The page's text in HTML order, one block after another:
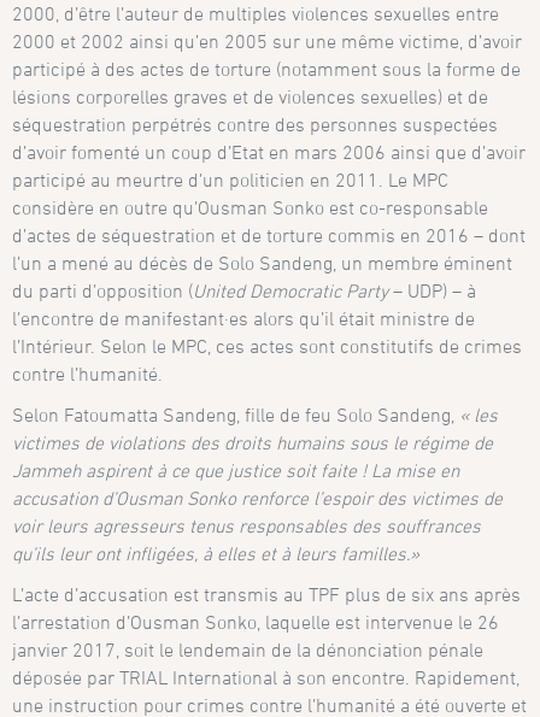
2000, d’être l’auteur de multiples violences sexuelles entre
2000 et 2002 ainsi qu’en 2005 sur une même victime, d’avoir
participé à des actes de torture (notamment sous la forme de
lésions corporelles graves et de violences sexuelles) et de
séquestration perpétrés contre des personnes suspectées
d’avoir fomenté un coup d’Etat en mars 2006 ainsi que d’avoir
participé au meurtre d’un politicien en 2011. Le MPC
considère en outre qu’Ousman Sonko est co-responsable
d’actes de séquestration et de torture commis en 2016 – dont
l’un a mené au décès de Solo Sandeng, un membre éminent
du parti d’opposition (United Democratic Party– UDP) – à
l’encontre de manifestant·es alors qu’il était ministre de
l’Intérieur. Selon le MPC, ces actes sont constitutifs de crimes
contre l’humanité.
Selon Fatoumatta Sandeng, fille de feu Solo Sandeng, « les
victimes de violations des droits humains sous le régime de
Jammeh aspirent à ce que justice soit faite ! La mise en
accusation d’Ousman Sonko renforce l’espoir des victimes de
voir leurs agresseurs tenus responsables des souffrances
qu’ils leur ont infligées, à elles et à leurs familles.»
L’acte d’accusation est transmis au TPF plus de six ans après
l’arrestation d’Ousman Sonko, laquelle est intervenue le 26
janvier 2017, soit le lendemain de la dénonciation pénale
déposée par TRIAL International à son encontre. Rapidement,
une instruction pour crimes contre l’humanité a été ouverte et